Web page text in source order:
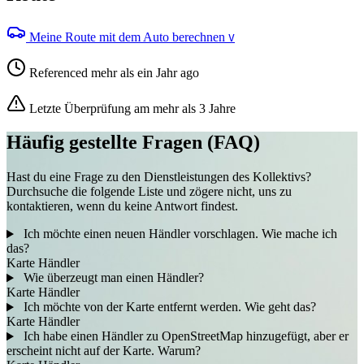
Meine Route mit dem Auto berechnen V
Referenced mehr als ein Jahr ago
Letzte Überprüfung am mehr als 3 Jahre
Häufig gestellte Fragen (FAQ)
Hast du eine Frage zu den Dienstleistungen des Kollektivs?
Durchsuche die folgende Liste und zögere nicht, uns zu
kontaktieren, wenn du keine Antwort findest.
Ich möchte einen neuen Händler vorschlagen. Wie mache ich
das?
Karte Händler
Wie überzeugt man einen Händler?
Karte Händler
Ich möchte von der Karte entfernt werden. Wie geht das?
Karte Händler
Ich habe einen Händler zu OpenStreetMap hinzugefügt, aber er
erscheint nicht auf der Karte. Warum?